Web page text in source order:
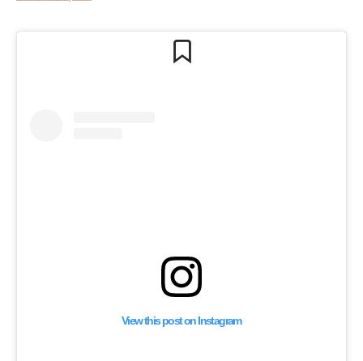
View this post on Instagram